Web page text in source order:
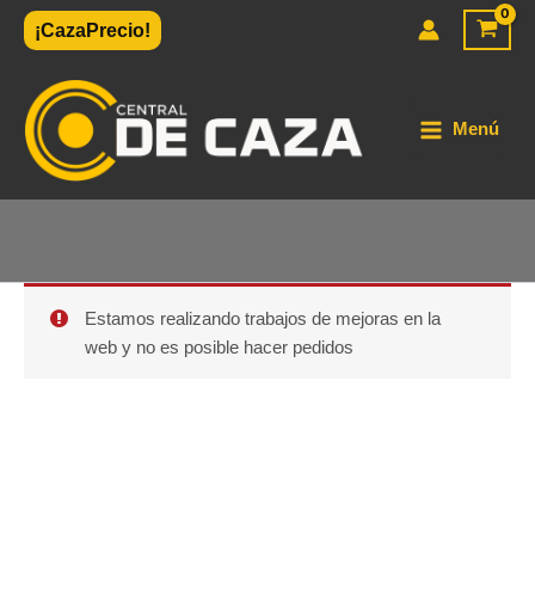
¡CazaPrecio!
Menú
Estamos realizando trabajos de mejoras en la
web y no es posible hacer pedidos